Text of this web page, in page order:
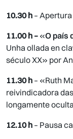
10.30 h –
11.00 h – «O país
Unha ollada en
século XX» por
11.30 h – «Ruth
reivindicadora
longamente
12.10 h – Pausa